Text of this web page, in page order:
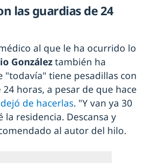
las guardias de 24
al que le ha ocurrido lo
Gonzáleztambién ha
"todavía" tiene pesadillas con
24 horas, a pesar de que hace
dejó de hacerlas. "Y van ya 30
la residencia. Descansa y
al autor del hilo.